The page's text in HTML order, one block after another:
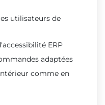
utilisateurs de
ERP
adaptées
comme en